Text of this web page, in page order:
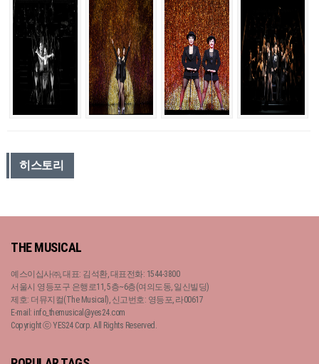
히스토리
THE MUSICAL
예스이십사㈜, 대표: 김석환, 대표전화: 1544-3800
서울시 영등포구 은행로11, 5층~6층(여의도동, 일신빌딩)
제호: 더뮤지컬(The Musical), 신고번호: 영등포, 라00617
E-mail: info_themusical@yes24.com
Copyright ⓒ YES24 Corp. All Rights Reserved.